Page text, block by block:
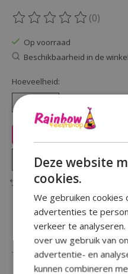
De beoordeling van dit
(0)
Op voorraad
Beschikbaarheid in de
Hoeveelheid:
Plaats
Toevoegen om te vergelijken
Beschrijving Reviews
Deze website
cookies.
We gebruiken cookies
advertenties te
verkeer te
over uw gebruik van
advertentie- en
kunnen combineren